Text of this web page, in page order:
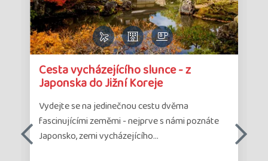
Cesta vycházejícího slunce - z
Japonska do Jižní Koreje
Vydejte se na jedinečnou cestu dvěma
fascinujícími zeměmi - nejprve s námi poznáte
Japonsko, zemi vycházejícího…
Detail
zájazdu